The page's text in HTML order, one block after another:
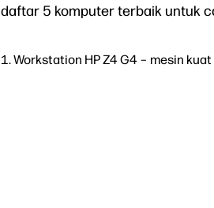
daftar 5 komputer terbaik untuk
1. Workstation HP Z4 G4 – mesin